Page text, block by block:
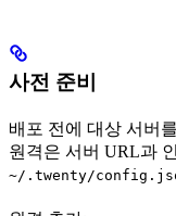
사전 준비
배포 전에 대상 서버
원격은 서버 URL과
~/.twenty/